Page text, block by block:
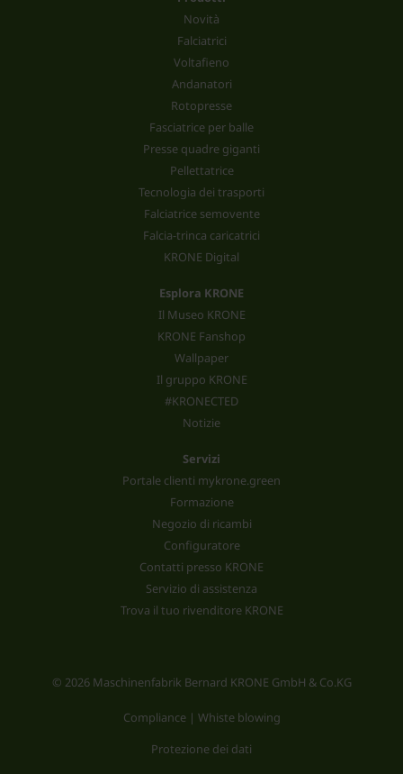
Novità
Falciatrici
Voltafieno
Andanatori
Rotopresse
Fasciatrice per balle
Presse quadre giganti
Pellettatrice
Tecnologia dei trasporti
Falciatrice semovente
Falcia-trinca caricatrici
KRONE Digital
Esplora KRONE
Il Museo KRONE
KRONE Fanshop
Wallpaper
Il gruppo KRONE
#KRONECTED
Notizie
Servizi
Portale clienti mykrone.green
Formazione
Negozio di ricambi
Configuratore
Contatti presso KRONE
Servizio di assistenza
Trova il tuo rivenditore KRONE
© 2026 Maschinenfabrik Bernard KRONE GmbH & Co.KG
Compliance | Whiste blowing
Protezione dei dati